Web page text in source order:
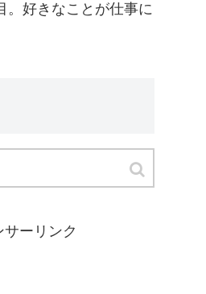
。好きなことが仕事に
サーリンク